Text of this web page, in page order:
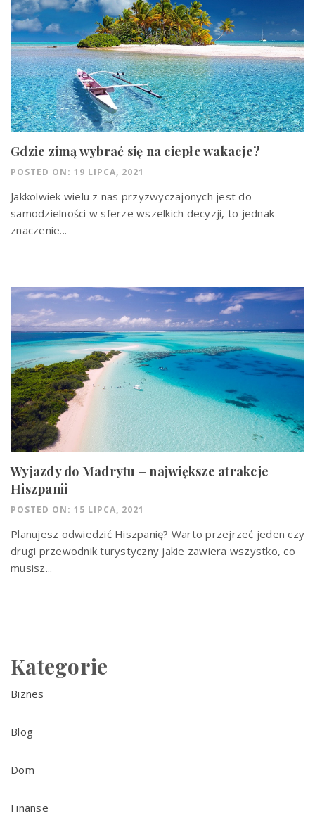
Gdzie zimą wybrać się na ciepłe wakacje?
POSTED ON: 19 LIPCA, 2021
Jakkolwiek wielu z nas przyzwyczajonych jest do
samodzielności w sferze wszelkich decyzji, to jednak
znaczenie...
Wyjazdy do Madrytu – największe atrakcje
Hiszpanii
POSTED ON: 15 LIPCA, 2021
Planujesz odwiedzić Hiszpanię? Warto przejrzeć jeden czy
drugi przewodnik turystyczny jakie zawiera wszystko, co
musisz...
Kategorie
Biznes
Blog
Dom
Finanse